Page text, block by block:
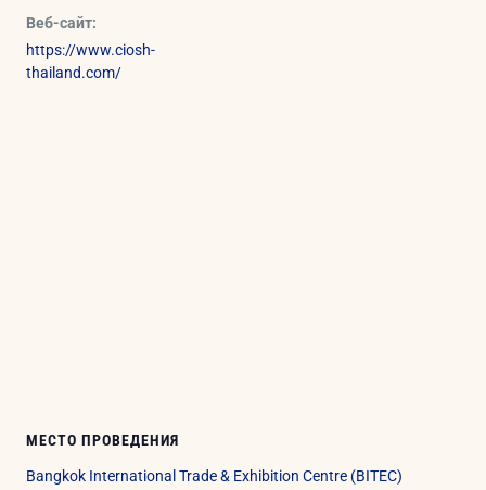
Веб-сайт:
https://www.ciosh-
thailand.com/
МЕСТО ПРОВЕДЕНИЯ
Bangkok International Trade & Exhibition Centre (BITEC)